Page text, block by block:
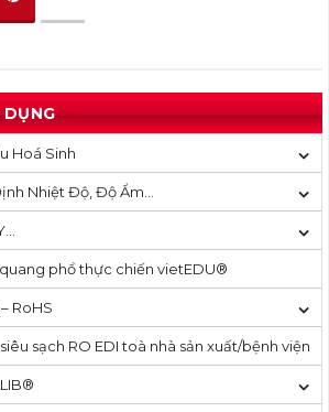
DỤNG
Hoá Sinh
Nhiệt Độ, Độ Ẩm…
phổ thực chiến vietEDU®
RoHS
sạch RO EDI​​ toà nhà sản xuất/bệnh viện